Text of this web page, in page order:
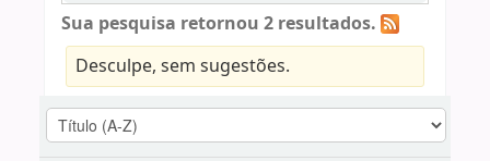
Sua pesquisa retornou 2 resultados.
Desculpe, sem sugestões.